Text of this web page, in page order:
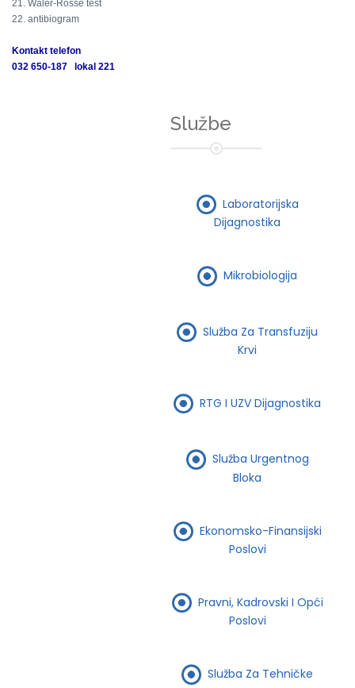
21. Waler-Rosse test
22. antibiogram
Kontakt telefon
032 650-187 lokal 221
Službe
Laboratorijska
Dijagnostika
Mikrobiologija
Služba Za Transfuziju
Krvi
RTG I UZV Dijagnostika
Služba Urgentnog
Bloka
Ekonomsko-Finansijski
Poslovi
Pravni, Kadrovski I Opći
Poslovi
Služba Za Tehničke